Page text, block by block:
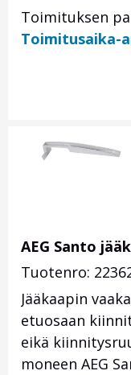
Toimituksen
Toimitusaika-
AEG Santo
Tuotenro:
Jääkaapin
etuosaan
eikä
moneen AEG